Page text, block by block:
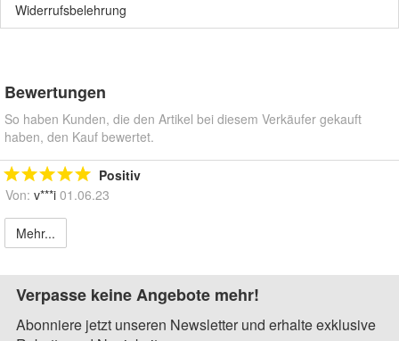
Widerrufsbelehrung
Bewertungen
So haben Kunden, die den Artikel bei diesem Verkäufer gekauft
haben, den Kauf bewertet.
Positiv
Von: v***i 01.06.23
Mehr...
Verpasse keine Angebote mehr!
Abonniere jetzt unseren Newsletter und erhalte exklusive